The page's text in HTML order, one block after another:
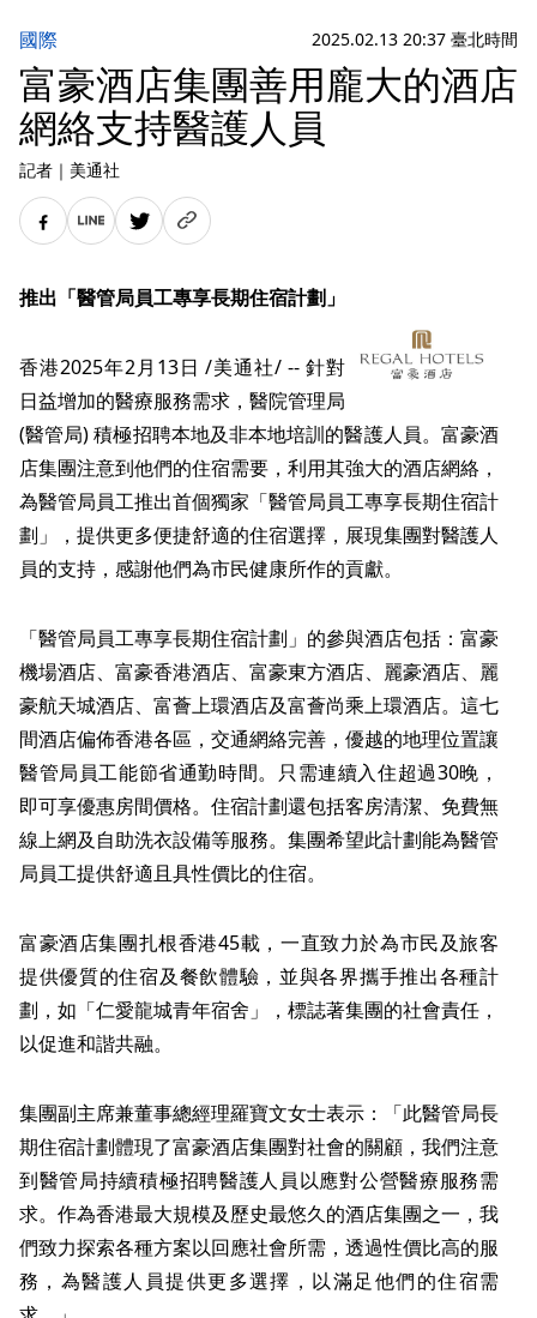
國際 2025.02.13 20:37 臺北時間
富豪酒店集團善用龐大的酒店
網絡支持醫護人員
記者 ｜ 美通社
推出「醫管局員工專享長期住宿計劃」
香港2025年2月13日 /美通社/ -- 針對
日益增加的醫療服務需求，醫院管理局
(醫管局) 積極招聘本地及非本地培訓的醫護人員。富豪酒
店集團注意到他們的住宿需要，利用其強大的酒店網絡，
為醫管局員工推出首個獨家「醫管局員工專享長期住宿計
劃」，提供更多便捷舒適的住宿選擇，展現集團對醫護人
員的支持，感謝他們為市民健康所作的貢獻。
「醫管局員工專享長期住宿計劃」的參與酒店包括：富豪
機場酒店、富豪香港酒店、富豪東方酒店、麗豪酒店、麗
豪航天城酒店、富薈上環酒店及富薈尚乘上環酒店。這七
間酒店偏佈香港各區，交通網絡完善，優越的地理位置讓
醫管局員工能節省通勤時間。只需連續入住超過30晚，
即可享優惠房間價格。住宿計劃還包括客房清潔、免費無
線上網及自助洗衣設備等服務。集團希望此計劃能為醫管
局員工提供舒適且具性價比的住宿。
富豪酒店集團扎根香港45載，一直致力於為市民及旅客
提供優質的住宿及餐飲體驗，並與各界攜手推出各種計
劃，如「仁愛龍城青年宿舍」，標誌著集團的社會責任，
以促進和諧共融。
集團副主席兼董事總經理羅寶文女士表示：「此醫管局長
期住宿計劃體現了富豪酒店集團對社會的關顧，我們注意
到醫管局持續積極招聘醫護人員以應對公營醫療服務需
求。作為香港最大規模及歷史最悠久的酒店集團之一，我
們致力探索各種方案以回應社會所需，透過性價比高的服
務，為醫護人員提供更多選擇，以滿足他們的住宿需